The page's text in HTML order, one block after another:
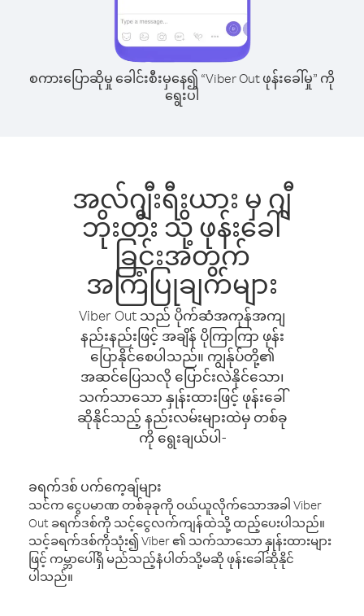
စကားပြောဆိုမှု ခေါင်းစီးမှနေ၍ “Viber Out ဖုန်းခေါ်မှု” ကို
ရွေးပါ
အလ်ဂျီးရီးယား မှ ဂျီ
ဘိုးတီး သို့ ဖုန်းခေါ်
ခြင်းအတွက်
အကြံပြုချက်များ
Viber Out သည် ပိုက်ဆံအကုန်အကျ
နည်းနည်းဖြင့် အချိန် ပိုကြာကြာ ဖုန်း
ပြောနိုင်စေပါသည်။ ကျွန်ုပ်တို့၏
အဆင်ပြေသလို ပြောင်းလဲနိုင်သော၊
သက်သာသော နှုန်းထားဖြင့် ဖုန်းခေါ်
ဆိုနိုင်သည့် နည်းလမ်းများထဲမှ တစ်ခု
ကို ရွေးချယ်ပါ-
ခရက်ဒစ် ပက်ကေ့ချ်များ
သင်က ငွေပမာဏ တစ်ခုခုကို ဝယ်ယူလိုက်သောအခါ Viber
Out ခရက်ဒစ်ကို သင့်ငွေလက်ကျန်ထဲသို့ ထည့်ပေးပါသည်။
သင့်ခရက်ဒစ်ကိုသုံး၍ Viber ၏ သက်သာသော နှုန်းထားများ
ဖြင့် ကမ္ဘာပေါ်ရှိ မည်သည့်နံပါတ်သို့မဆို ဖုန်းခေါ်ဆိုနိုင်
ပါသည်။